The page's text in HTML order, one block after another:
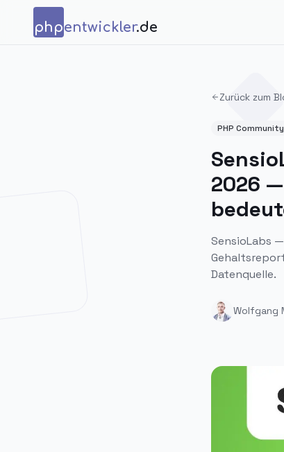
Zum Inhalt springen
phpentwickler.de
Zurück zum
PHP Community
2026
SensioLabs
Datenquelle.
Wolfgang